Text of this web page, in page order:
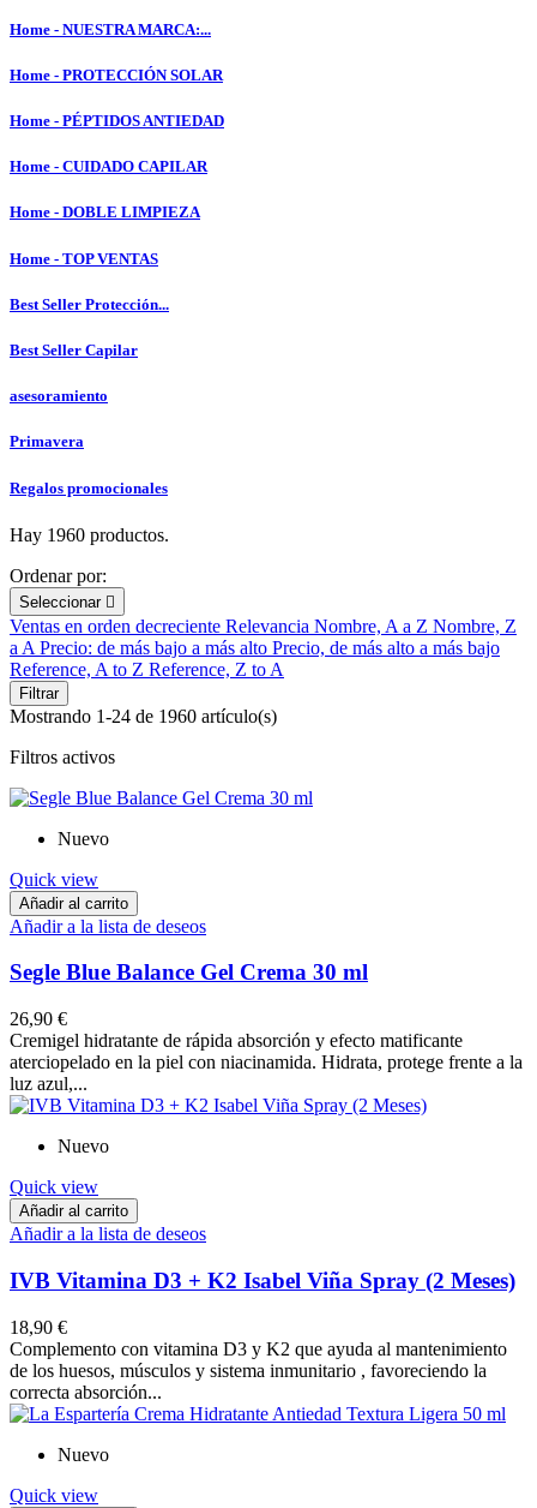
Home - NUESTRA MARCA:...
Home - PROTECCIÓN SOLAR
Home - PÉPTIDOS ANTIEDAD
Home - CUIDADO CAPILAR
Home - DOBLE LIMPIEZA
Home - TOP VENTAS
Best Seller Protección...
Best Seller Capilar
asesoramiento
Primavera
Regalos promocionales
Hay 1960 productos.
Ordenar por:
Seleccionar 
Ventas en orden decreciente Relevancia Nombre, A a Z Nombre, Z
a A Precio: de más bajo a más alto Precio, de más alto a más bajo
Reference, A to Z Reference, Z to A
Filtrar
Mostrando 1-24 de 1960 artículo(s)
Filtros activos
Nuevo
Quick view
Añadir al carrito
Añadir a la lista de deseos
Segle Blue Balance Gel Crema 30 ml
26,90 €
Cremigel hidratante de rápida absorción y efecto matificante
aterciopelado en la piel con niacinamida. Hidrata, protege frente a la
luz azul,...
Nuevo
Quick view
Añadir al carrito
Añadir a la lista de deseos
IVB Vitamina D3 + K2 Isabel Viña Spray (2 Meses)
18,90 €
Complemento con vitamina D3 y K2 que ayuda al mantenimiento
de los huesos, músculos y sistema inmunitario , favoreciendo la
correcta absorción...
Nuevo
Quick view